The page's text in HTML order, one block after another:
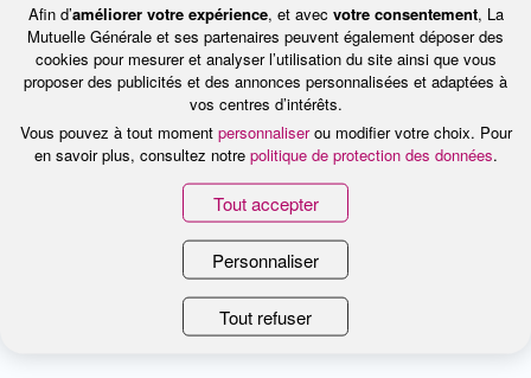
Le siteonmangequoi.frproposé par La
Mutuelle Générale, offre chaque mois des
conseils nutrition et des recettes adaptées
à chaque régime alimentaire. Vous pouvez
également retrouver le service « On mange
quoi ? » sur Facebook, où une diététicienne
répond à vos questions.
Afin d’améliorer votre expérience, et avec votre consentement, La
Mutuelle Générale et ses partenaires peuvent également déposer des
cookies pour mesurer et analyser l’utilisation du site ainsi que vous
proposer des publicités et des annonces personnalisées et adaptées à
vos centres d’intérêts.
Vous pouvez à tout moment personnaliserou modifier votre choix. Pour
en savoir plus, consultez notre politique de protection des données.
Tout accepter
Personnaliser
Tout refuser